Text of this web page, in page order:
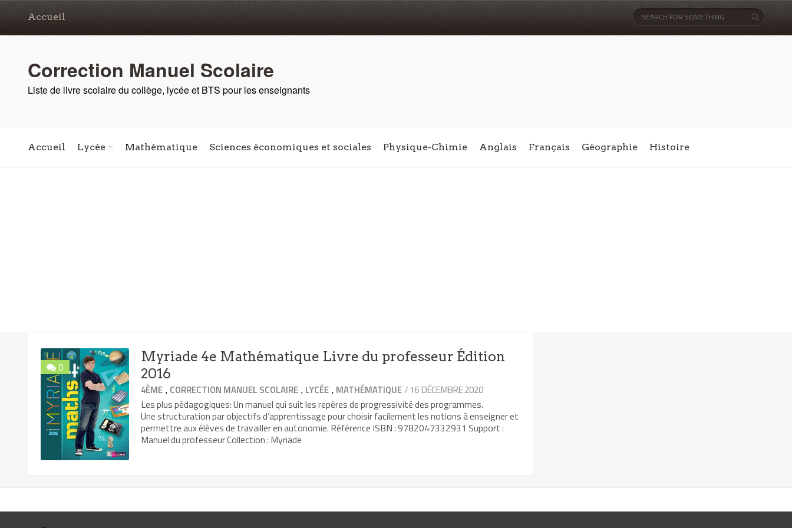
Accueil
Correction Manuel Scolaire
Liste de livre scolaire du collège, lycée et BTS pour les enseignants
Accueil Lycée Mathématique Sciences économiques et sociales Physique-Chimie Anglais Français Géographie Histoire
0
Myriade 4e Mathématique Livre du professeur Édition
2016
4ÈME , CORRECTION MANUEL SCOLAIRE , LYCÉE , MATHÉMATIQUE/ 16 DÉCEMBRE 2020
Les plus pédagogiques: Un manuel qui suit les repères de progressivité des programmes.
Une structuration par objectifs d’apprentissage pour choisir facilement les notions à enseigner et
permettre aux élèves de travailler en autonomie. Référence ISBN : 9782047332931 Support :
Manuel du professeur Collection : Myriade